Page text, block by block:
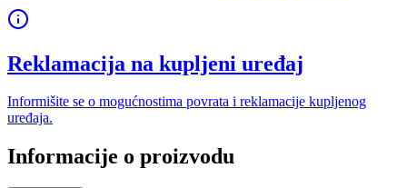
Reklamacija na kupljeni uređaj
Informišite se o mogućnostima povrata i reklamacije kupljenog
uređaja.
Informacije o proizvodu